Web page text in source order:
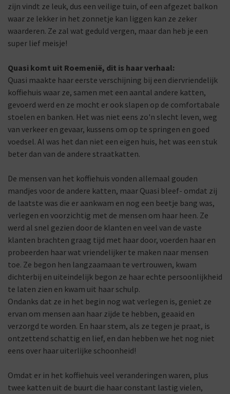
zijn vindt ze leuk, dus een veilige tuin, of een afgezet balkon
waar ze lekker in het zonnetje kan liggen kan ze zeker
waarderen. Ze zal wat geduld vergen, maar dan heb je een
super lief meisje!
Quasi komt uit Roemenië, dit is haar verhaal:
Quasi maakte haar eerste verschijning bij een diervriendelijk
koffiehuis waar ze, samen met een aantal andere katten,
gevoerd werd en ze mocht er ook slapen op de comfortabale
stoelen en banken. Het was niet eens zo'n slecht leven, weg
van verkeer en gevaar, kussens om op te springen en goed
voedsel. Al was het dan niet een eigen huis, het was een stuk
beter dan van de andere straatkatten.
De mensen van het koffiehuis vonden allemaal gouden
mandjes voor de andere katten, maar Quasi bleef- omdat zij
de laatste was die er aankwam en nog een beetje bang was,
verlegen en voorzichtig met de mensen om haar heen. Ze
werd al snel gezien door de klanten en veel van de vaste
klanten brachten graag tijd met haar door, voerden haar en
probeerden haar wat vriendelijker te maken naar mensen
toe. Ze begon hen langzaamaan te vertrouwen, kwam
dichterbij en uiteindelijk begon ze haar echte persoonlijkheid
te laten zien en kwam uit haar schulp.
Ondanks dat ze in het begin nog wat verlegen is, geniet ze
ervan om mensen aan haar zijde te hebben, geaaid en
verzorgd te worden. En haar stem, als ze tegen je praat, is
ontzettend schattig en lief, en dan hebben we het nog niet
eens over haar uiterlijke schoonheid!
Omdat er in het koffiehuis veel veranderingen waren, plus
twee katten uit de buurt die haar constant lastig vielen,